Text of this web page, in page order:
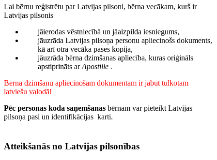
Lai bērnu reģistrētu par Latvijas pilsoni, bērna vecākam, kurš ir
Latvijas pilsonis
jāierodas vēstniecībā un jāaizpilda iesniegums,
jāuzrāda Latvijas pilsoņa personu apliecinošs dokuments,
kā arī otra vecāka pases kopija,
jāuzrāda bērna dzimšanas apliecība, kuras oriģināls
apstiprināts arApostille .
Bērna dzimšanu apliecinošam dokumentam ir jābūt tulkotam
latviešu valodā!
Pēc personas koda saņemšanas bērnam var pieteikt Latvijas
pilsoņa pasi un identifikācijas karti.
Atteikšanās no Latvijas pilsonības